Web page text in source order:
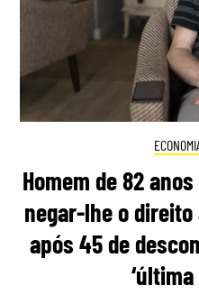
Homem de 82
negar-lhe o
após 45 de